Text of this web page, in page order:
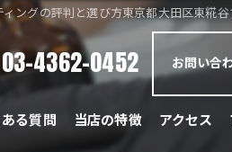
ィングの評判と選び方東京都大田区東糀
03-4362-0452 お問い合
る質問 当店の特徴 アクセス